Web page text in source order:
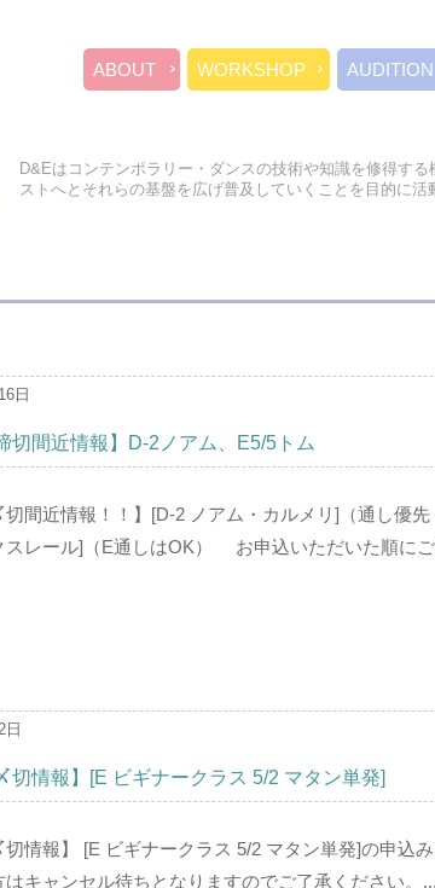
ABOUT WORKSHOP AUDITION
D&Eはコンテンポラリー・ダンスの技術や知識を修得す
ストへとそれらの基盤を広げ普及していくことを目的に活
日
切間近情報】D-2ノアム、E5/5トム
切間近情報！！】[D-2 ノアム・カルメリ]（通し
スレール]（E通しはOK） お申込いただいた順に
日
切情報】[E ビギナークラス 5/2 マタン単発]
切情報】 [E ビギナークラス 5/2 マタン単発]の申
はキャンセル待ちとなりますのでご了承ください。...